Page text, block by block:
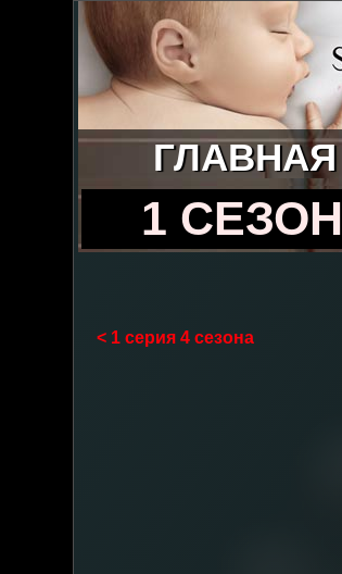
ГЛАВНАЯ
1 СЕЗОН
< 1 серия 4 сезона